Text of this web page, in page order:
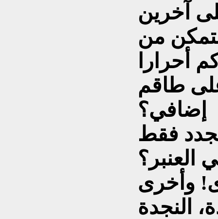
آخرين
من
أحرارا
طاقم
إضافي؟
فقط
العنبر؟